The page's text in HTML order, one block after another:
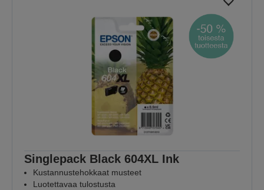
Singlepack Black 604XL Ink
Kustannustehokkaat musteet
Luotettavaa tulostusta